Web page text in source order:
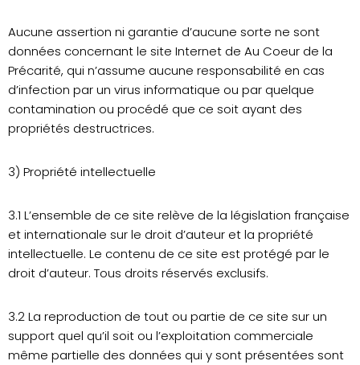
Aucune assertion ni garantie d’aucune sorte ne sont
données concernant le site Internet de Au Coeur de la
Précarité, qui n’assume aucune responsabilité en cas
d’infection par un virus informatique ou par quelque
contamination ou procédé que ce soit ayant des
propriétés destructrices.
3) Propriété intellectuelle
3.1 L’ensemble de ce site relève de la législation française
et internationale sur le droit d’auteur et la propriété
intellectuelle. Le contenu de ce site est protégé par le
droit d’auteur. Tous droits réservés exclusifs.
3.2 La reproduction de tout ou partie de ce site sur un
support quel qu’il soit ou l’exploitation commerciale
même partielle des données qui y sont présentées sont